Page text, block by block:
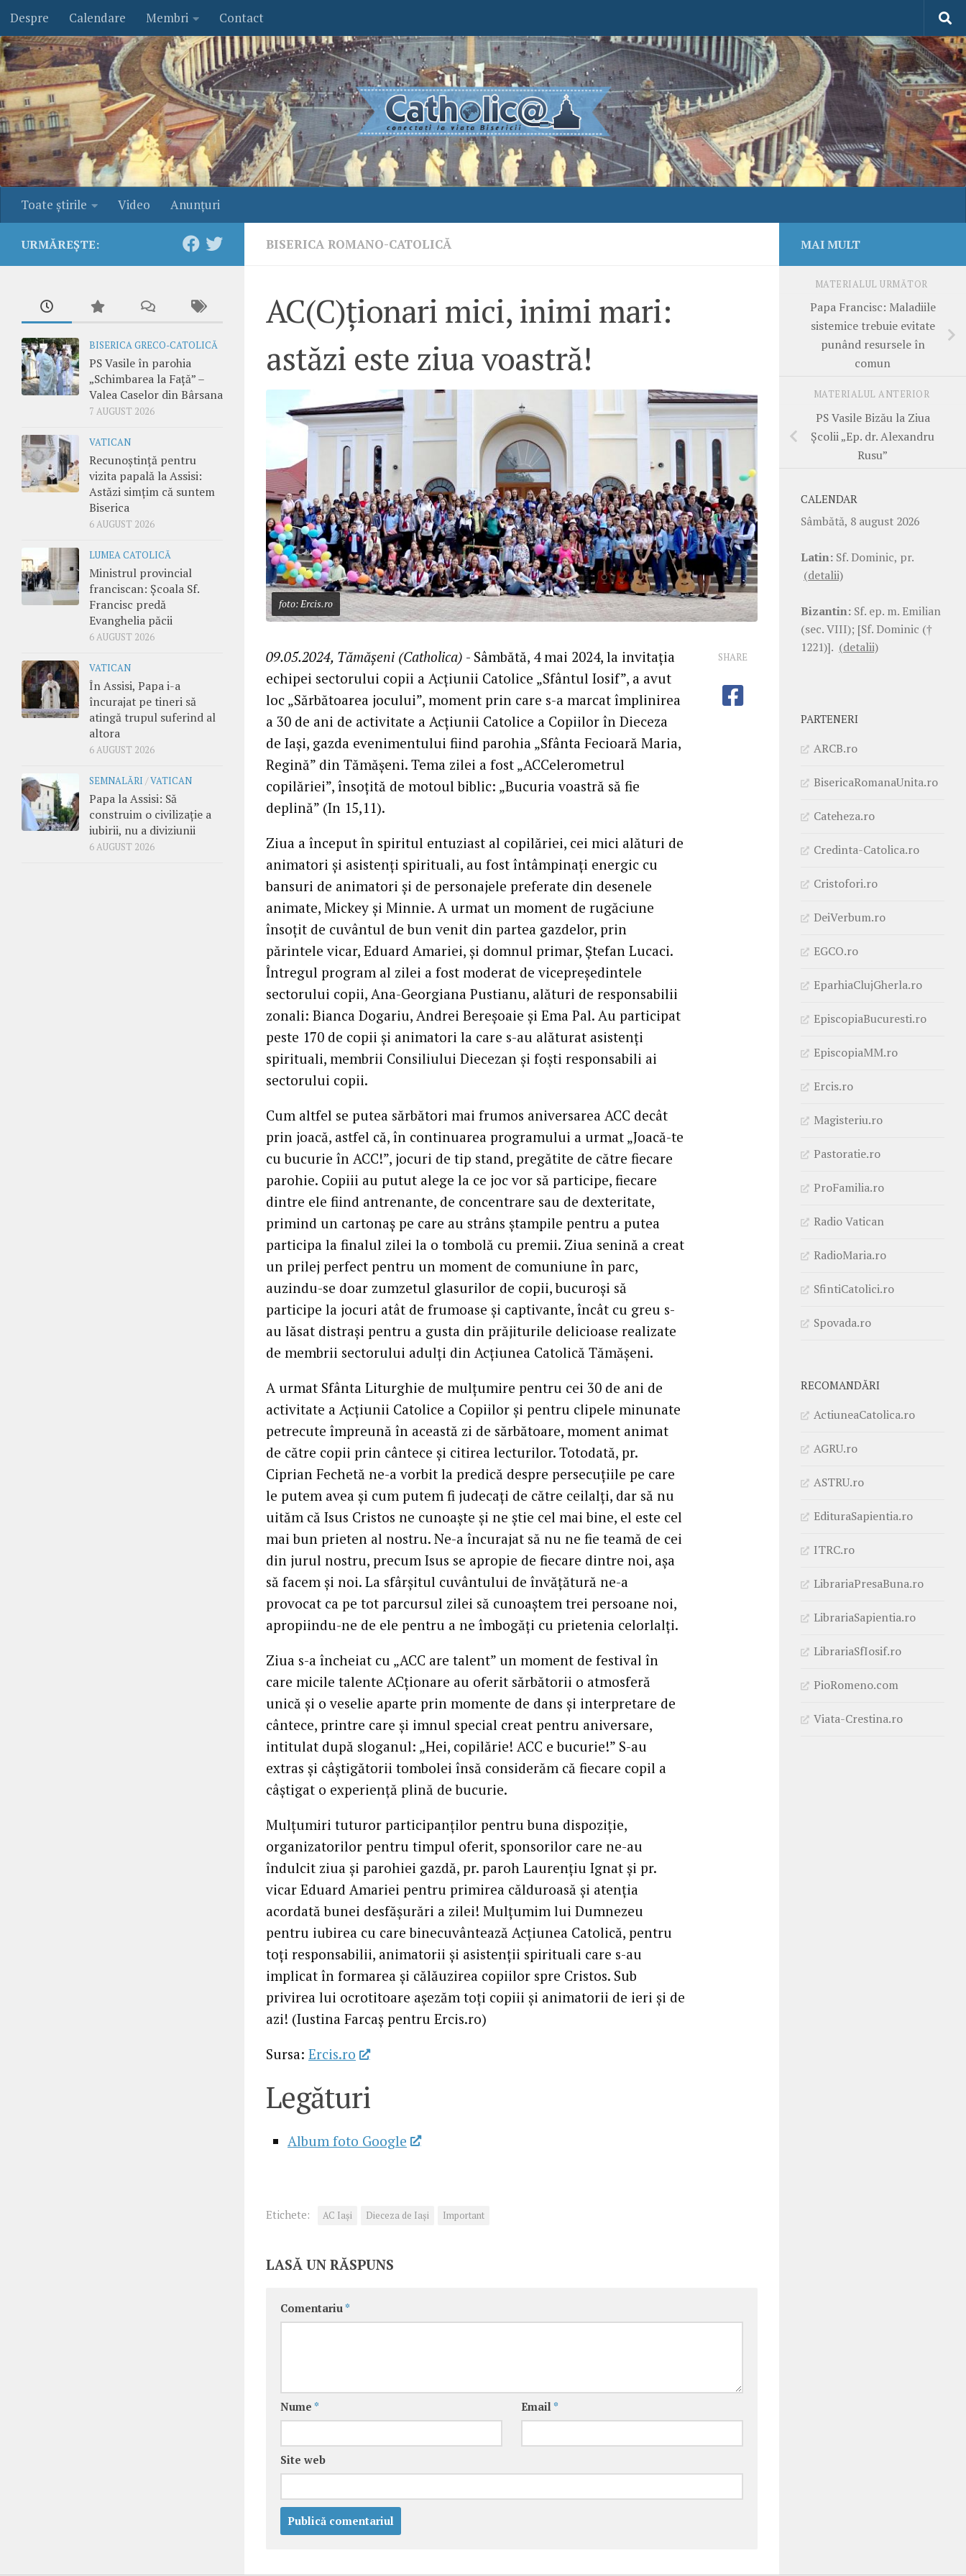
Skip to content
Despre Calendare Membri Contact
Toate ştirile Video Anunţuri
BISERICA ROMANO-CATOLICĂ
AC(C)ționari mici, inimi mari:
astăzi este ziua voastră!
foto: Ercis.ro
09.05.2024, Tămășeni (Catholica) - Sâmbătă, 4 mai 2024, la invitația
echipei sectorului copii a Acțiunii Catolice „Sfântul Iosif”, a avut
loc „Sărbătoarea jocului”, moment prin care s-a marcat împlinirea
a 30 de ani de activitate a Acțiunii Catolice a Copiilor în Dieceza
de Iași, gazda evenimentului fiind parohia „Sfânta Fecioară Maria,
Regină” din Tămășeni. Tema zilei a fost „ACCelerometrul
copilăriei”, însoțită de motoul biblic: „Bucuria voastră să fie
deplină” (In 15,11).
Ziua a început în spiritul entuziast al copilăriei, cei mici alături de
animatori și asistenți spirituali, au fost întâmpinați energic cu
bansuri de animatori și de personajele preferate din desenele
animate, Mickey și Minnie. A urmat un moment de rugăciune
însoțit de cuvântul de bun venit din partea gazdelor, prin
părintele vicar, Eduard Amariei, și domnul primar, Ștefan Lucaci.
Întregul program al zilei a fost moderat de vicepreședintele
sectorului copii, Ana-Georgiana Pustianu, alături de responsabilii
zonali: Bianca Dogariu, Andrei Bereșoaie și Ema Pal. Au participat
peste 170 de copii și animatori la care s-au alăturat asistenți
spirituali, membrii Consiliului Diecezan și foști responsabili ai
sectorului copii.
Cum altfel se putea sărbători mai frumos aniversarea ACC decât
prin joacă, astfel că, în continuarea programului a urmat „Joacă-te
cu bucurie în ACC!”, jocuri de tip stand, pregătite de către fiecare
parohie. Copiii au putut alege la ce joc vor să participe, fiecare
dintre ele fiind antrenante, de concentrare sau de dexteritate,
primind un cartonaș pe care au strâns ștampile pentru a putea
participa la finalul zilei la o tombolă cu premii. Ziua senină a creat
un prilej perfect pentru un moment de comuniune în parc,
auzindu-se doar zumzetul glasurilor de copii, bucuroși să
participe la jocuri atât de frumoase și captivante, încât cu greu s-
au lăsat distrași pentru a gusta din prăjiturile delicioase realizate
de membrii sectorului adulți din Acțiunea Catolică Tămășeni.
A urmat Sfânta Liturghie de mulțumire pentru cei 30 de ani de
activitate a Acțiunii Catolice a Copiilor și pentru clipele minunate
petrecute împreună în această zi de sărbătoare, moment animat
de către copii prin cântece și citirea lecturilor. Totodată, pr.
Ciprian Fechetă ne-a vorbit la predică despre persecuțiile pe care
le putem avea și cum putem fi judecați de către ceilalți, dar să nu
uităm că Isus Cristos ne cunoaște și ne știe cel mai bine, el este cel
mai bun prieten al nostru. Ne-a încurajat să nu ne fie teamă de cei
din jurul nostru, precum Isus se apropie de fiecare dintre noi, așa
să facem și noi. La sfârșitul cuvântului de învățătură ne-a
provocat ca pe tot parcursul zilei să cunoaștem trei persoane noi,
apropiindu-ne de ele pentru a ne îmbogăți cu prietenia celorlalți.
Ziua s-a încheiat cu „ACC are talent” un moment de festival în
care micile talente ACționare au oferit sărbătorii o atmosferă
unică și o veselie aparte prin momente de dans și interpretare de
cântece, printre care și imnul special creat pentru aniversare,
intitulat după sloganul: „Hei, copilărie! ACC e bucurie!” S-au
extras și câștigătorii tombolei însă considerăm că fiecare copil a
câștigat o experiență plină de bucurie.
Mulțumiri tuturor participanților pentru buna dispoziție,
organizatorilor pentru timpul oferit, sponsorilor care ne-au
îndulcit ziua și parohiei gazdă, pr. paroh Laurențiu Ignat și pr.
vicar Eduard Amariei pentru primirea călduroasă și atenția
acordată bunei desfășurări a zilei! Mulțumim lui Dumnezeu
pentru iubirea cu care binecuvântează Acțiunea Catolică, pentru
toți responsabilii, animatorii și asistenții spirituali care s-au
implicat în formarea și călăuzirea copiilor spre Cristos. Sub
privirea lui ocrotitoare așezăm toți copiii și animatorii de ieri și de
azi! (Iustina Farcaș pentru Ercis.ro)
Sursa: Ercis.ro
Legături
Album foto Google
SHARE
Etichete: AC Iași Dieceza de Iași Important
LASĂ UN RĂSPUNS
Comentariu *
Nume * Email *
Site web
URMĂREȘTE:
BISERICA GRECO-CATOLICĂ
PS Vasile în parohia
„Schimbarea la Față” –
Valea Caselor din Bârsana
7 AUGUST 2026
VATICAN
Recunoștință pentru
vizita papală la Assisi:
Astăzi simțim că suntem
Biserica
6 AUGUST 2026
LUMEA CATOLICĂ
Ministrul provincial
franciscan: Școala Sf.
Francisc predă
Evanghelia păcii
6 AUGUST 2026
VATICAN
În Assisi, Papa i-a
încurajat pe tineri să
atingă trupul suferind al
altora
6 AUGUST 2026
SEMNALĂRI /VATICAN
Papa la Assisi: Să
construim o civilizație a
iubirii, nu a diviziunii
6 AUGUST 2026
MAI MULT
MATERIALUL URMĂTOR
Papa Francisc: Maladiile
sistemice trebuie evitate
punând resursele în
comun
MATERIALUL ANTERIOR
PS Vasile Bizău la Ziua
Școlii „Ep. dr. Alexandru
Rusu”
CALENDAR
Sâmbătă, 8 august 2026
Latin: Sf. Dominic, pr.
(detalii)
Bizantin: Sf. ep. m. Emilian
(sec. VIII); [Sf. Dominic (†
1221)]. (detalii)
PARTENERI
ARCB.ro
BisericaRomanaUnita.ro
Cateheza.ro
Credinta-Catolica.ro
Cristofori.ro
DeiVerbum.ro
EGCO.ro
EparhiaClujGherla.ro
EpiscopiaBucuresti.ro
EpiscopiaMM.ro
Ercis.ro
Magisteriu.ro
Pastoratie.ro
ProFamilia.ro
Radio Vatican
RadioMaria.ro
SfintiCatolici.ro
Spovada.ro
RECOMANDĂRI
ActiuneaCatolica.ro
AGRU.ro
ASTRU.ro
EdituraSapientia.ro
ITRC.ro
LibrariaPresaBuna.ro
LibrariaSapientia.ro
LibrariaSfIosif.ro
PioRomeno.com
Viata-Crestina.ro